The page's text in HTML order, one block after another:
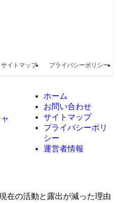
サイトマップ プライバシーポリシー
ホーム
お問い合わせ
サイトマップ
プライバシーポリ
シー
運営者情報
在の活動と露出が減った理由